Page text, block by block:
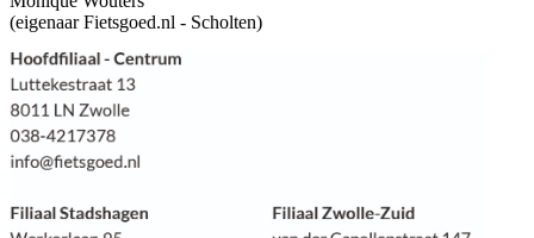
(eigenaar Fietsgoed.nl - Scholten)